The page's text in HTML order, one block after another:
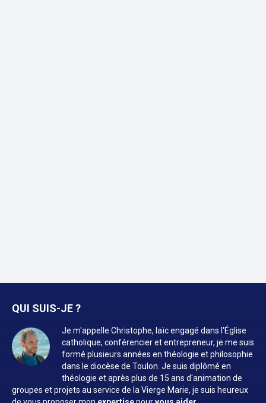
QUI SUIS-JE ?
Je m'appelle Christophe, laïc engagé dans l'Église
catholique, conférencier et entrepreneur, je me suis
formé plusieurs années en théologie et philosophie
dans le diocèse de Toulon. Je suis diplômé en
théologie et après plus de 15 ans d'animation de
groupes et projets au service de la Vierge Marie, je suis heureux